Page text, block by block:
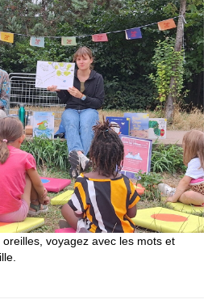
voyagez avec les mots et